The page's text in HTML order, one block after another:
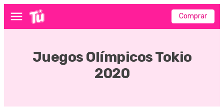
Menú Comprar
Juegos Olímpicos Tokio
2020